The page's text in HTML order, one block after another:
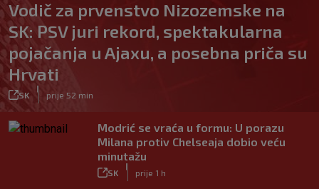
Vodič za prvenstvo Nizozemske na
SK: PSV juri rekord, spektakularna
pojačanja u Ajaxu, a posebna priča su
Hrvati
SK prije 52 min
Modrić se vraća u formu: U porazu
Milana protiv Chelseaja dobio veću
minutažu
SK prije 1 h